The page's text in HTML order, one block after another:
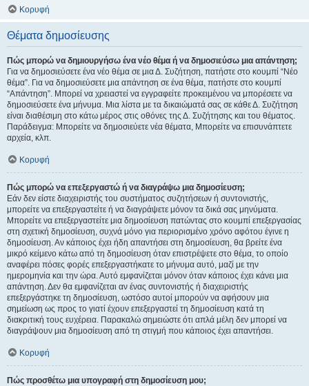
Κορυφή
Θέματα δημοσίευσης
Πώς μπορώ να δημιουργήσω ένα νέο θέμα ή να δημοσιεύσω μια απάντηση;
Για να δημοσιεύσετε ένα νέο θέμα σε μια Δ. Συζήτηση, πατήστε στο κουμπί “Νέο
θέμα”. Για να δημοσιεύσετε μια απάντηση σε ένα θέμα, πατήστε στο κουμπί
“Απάντηση”. Μπορεί να χρειαστεί να εγγραφείτε προκειμένου να μπορέσετε να
δημοσιεύσετε ένα μήνυμα. Μια λίστα με τα δικαιώματά σας σε κάθε Δ. Συζήτηση
είναι διαθέσιμη στο κάτω μέρος στις οθόνες της Δ. Συζήτησης και του θέματος.
Παράδειγμα: Μπορείτε να δημοσιεύετε νέα θέματα, Μπορείτε να επισυνάπτετε
αρχεία, κλπ.
Κορυφή
Πώς μπορώ να επεξεργαστώ ή να διαγράψω μια δημοσίευση;
Εάν δεν είστε διαχειριστής του συστήματος συζητήσεων ή συντονιστής,
μπορείτε να επεξεργαστείτε ή να διαγράψετε μόνον τα δικά σας μηνύματα.
Μπορείτε να επεξεργαστείτε μια δημοσίευση πατώντας στο κουμπί επεξεργασίας
στη σχετική δημοσίευση, συχνά μόνο για περιορισμένο χρόνο αφότου έγινε η
δημοσίευση. Αν κάποιος έχει ήδη απαντήσει στη δημοσίευση, θα βρείτε ένα
μικρό κείμενο κάτω από τη δημοσίευση όταν επιστρέψετε στο θέμα, το οποίο
αναφέρει πόσες φορές επεξεργαστήκατε το μήνυμα αυτό, μαζί με την
ημερομηνία και την ώρα. Αυτό εμφανίζεται μόνον όταν κάποιος έχει κάνει μια
απάντηση. Δεν θα εμφανίζεται αν ένας συντονιστής ή διαχειριστής
επεξεργάστηκε τη δημοσίευση, ωστόσο αυτοί μπορούν να αφήσουν μια
σημείωση ως προς το γιατί έχουν επεξεργαστεί τη δημοσίευση κατά τη
διακριτική τους ευχέρεια. Παρακαλώ σημειώστε ότι απλά μέλη δεν μπορεί να
διαγράψουν μια δημοσίευση από τη στιγμή που κάποιος έχει απαντήσει.
Κορυφή
Πώς προσθέτω μια υπογραφή στη δημοσίευση μου;